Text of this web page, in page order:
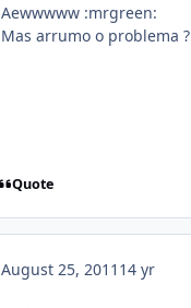
Aewwwww :mrgreen:
Mas arrumo o problema ?
Quote
August 25, 2011 14 yr